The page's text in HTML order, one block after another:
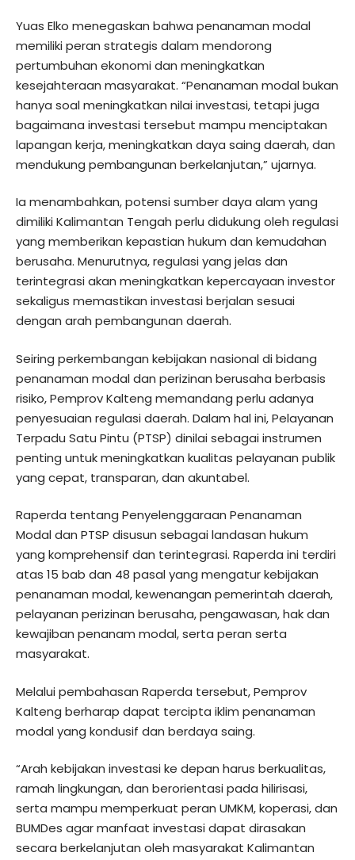
Yuas Elko menegaskan bahwa penanaman modal
memiliki peran strategis dalam mendorong
pertumbuhan ekonomi dan meningkatkan
kesejahteraan masyarakat. “Penanaman modal bukan
hanya soal meningkatkan nilai investasi, tetapi juga
bagaimana investasi tersebut mampu menciptakan
lapangan kerja, meningkatkan daya saing daerah, dan
mendukung pembangunan berkelanjutan,” ujarnya.
Ia menambahkan, potensi sumber daya alam yang
dimiliki Kalimantan Tengah perlu didukung oleh regulasi
yang memberikan kepastian hukum dan kemudahan
berusaha. Menurutnya, regulasi yang jelas dan
terintegrasi akan meningkatkan kepercayaan investor
sekaligus memastikan investasi berjalan sesuai
dengan arah pembangunan daerah.
Seiring perkembangan kebijakan nasional di bidang
penanaman modal dan perizinan berusaha berbasis
risiko, Pemprov Kalteng memandang perlu adanya
penyesuaian regulasi daerah. Dalam hal ini, Pelayanan
Terpadu Satu Pintu (PTSP) dinilai sebagai instrumen
penting untuk meningkatkan kualitas pelayanan publik
yang cepat, transparan, dan akuntabel.
Raperda tentang Penyelenggaraan Penanaman
Modal dan PTSP disusun sebagai landasan hukum
yang komprehensif dan terintegrasi. Raperda ini terdiri
atas 15 bab dan 48 pasal yang mengatur kebijakan
penanaman modal, kewenangan pemerintah daerah,
pelayanan perizinan berusaha, pengawasan, hak dan
kewajiban penanam modal, serta peran serta
masyarakat.
Melalui pembahasan Raperda tersebut, Pemprov
Kalteng berharap dapat tercipta iklim penanaman
modal yang kondusif dan berdaya saing.
“Arah kebijakan investasi ke depan harus berkualitas,
ramah lingkungan, dan berorientasi pada hilirisasi,
serta mampu memperkuat peran UMKM, koperasi, dan
BUMDes agar manfaat investasi dapat dirasakan
secara berkelanjutan oleh masyarakat Kalimantan